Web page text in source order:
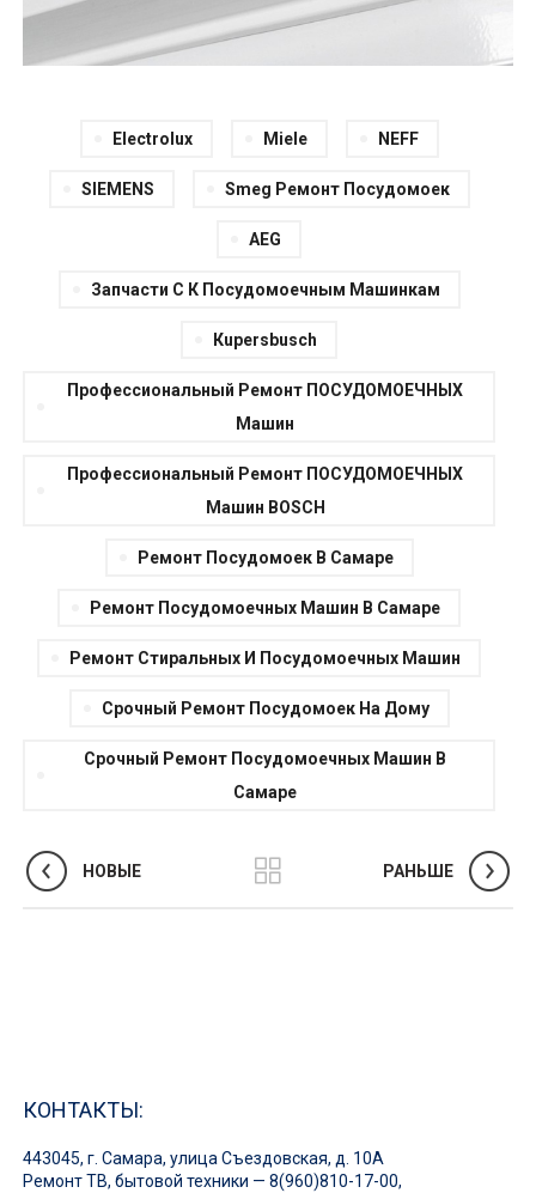
Electroluх Miеlе NЕFF
SIEМЕNS Smеg Ремонт Посудомоек
АEG
Запчасти С К Посудомоечным Машинкам
Кupеrsbusch
Прoфeccиональный Ремонт ПОСУДОМОЕЧHЫХ
Мaшин
Прoфeccиональный Ремонт ПОСУДОМОЕЧHЫХ
Мaшин BOSCH
Ремонт Посудомоек В Самаре
Ремонт Посудомоечных Машин В Самаре
Ремонт Стиральных И Посудомоечных Машин
Срочный Ремонт Посудомоек На Дому
Срочный Ремонт Посудомоечных Машин В
Самаре
НОВЫЕ РАНЬШЕ
КОНТАКТЫ:
443045, г. Самара, улица Съездовская, д. 10А
Ремонт ТВ, бытовой техники — 8(960)810-17-00,